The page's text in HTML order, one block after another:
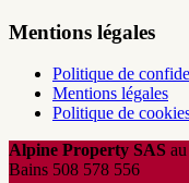
Mentions légales
Politique de
Mentions légales
Politique de
Alpine Property SAS
Bains 508 578 556